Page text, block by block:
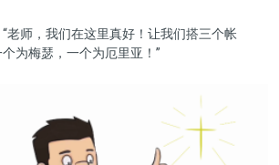
老师，我们在这里真好！让我们搭三个帐
为梅瑟，一个为厄里亚！”